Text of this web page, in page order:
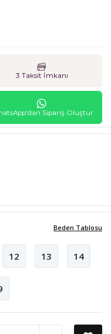
3 Taksit İmkanı
Sipariş Oluştur
Beden Tablosu
12 13 14